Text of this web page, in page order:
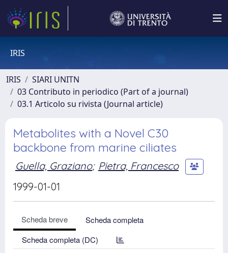
IRIS
IRIS
SIARI UNITN
03 Contributo in periodico (Part of a journal)
03.1 Articolo su rivista (Journal article)
Metabolites with a Novel C30
backbone from marine ciliates
Guella, Graziano; Pietra, Francesco
1999-01-01
Scheda breve
Scheda completa
Scheda completa (DC)